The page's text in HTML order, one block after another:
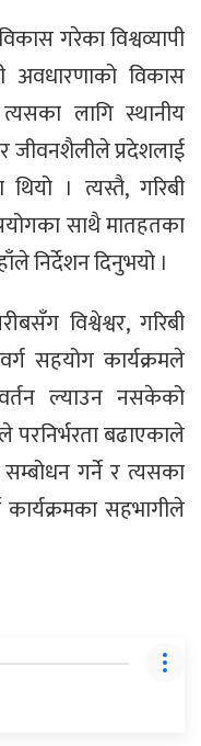
गरेका विश्वव्यापी
अवधारणाको विकास
लागि स्थानीय
जीवनशैलीले प्रदेशलाई
थियो । त्यस्तै, गरिबी
साथै मातहतका
निर्देशन दिनुभयो ।
विश्वेश्वर, गरिबी
सहयोग कार्यक्रमले
ल्याउन नसकेको
परनिर्भरता बढाएकाले
सम्बोधन गर्ने र त्यसका
सहभागीले